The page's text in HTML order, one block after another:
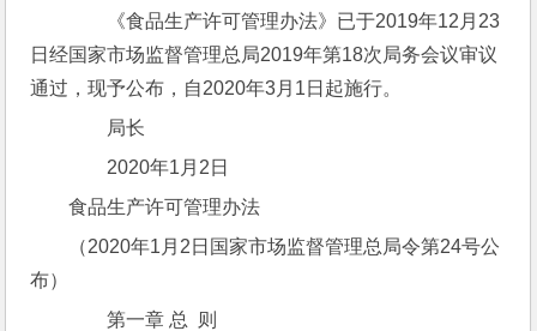
《食品生产许可管理办法》已于2019年12月23
日经国家市场监督管理总局2019年第18次局务会议审议
通过，现予公布，自2020年3月1日起施行。
局长
2020年1月2日
食品生产许可管理办法
（2020年1月2日国家市场监督管理总局令第24号公
布）
第一章 总  则